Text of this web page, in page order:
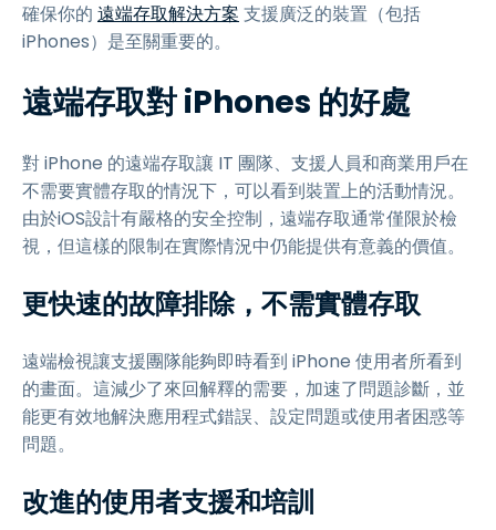
確保你的 遠端存取解決方案 支援廣泛的裝置（包括
iPhones）是至關重要的。
遠端存取對 iPhones 的好處
對 iPhone 的遠端存取讓 IT 團隊、支援人員和商業用戶在
不需要實體存取的情況下，可以看到裝置上的活動情況。
由於iOS設計有嚴格的安全控制，遠端存取通常僅限於檢
視，但這樣的限制在實際情況中仍能提供有意義的價值。
更快速的故障排除，不需實體存取
遠端檢視讓支援團隊能夠即時看到 iPhone 使用者所看到
的畫面。這減少了來回解釋的需要，加速了問題診斷，並
能更有效地解決應用程式錯誤、設定問題或使用者困惑等
問題。
改進的使用者支援和培訓